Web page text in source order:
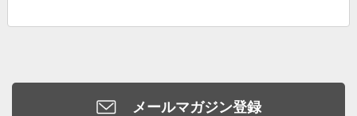
メールマガジン登録